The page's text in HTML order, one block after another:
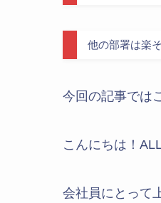
他の部署は楽
今回の記事では
こんにちは！
会社員にとって